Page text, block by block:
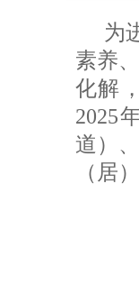
为
素养
化解
2025
道）
（居